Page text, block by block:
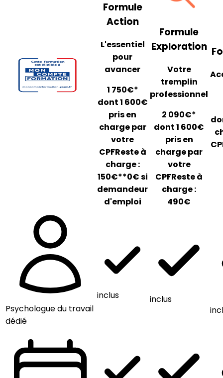
Formule
Action
L'essentiel
pour
avancer
1 750€*
dont 1 600€
pris en
charge par
votre
CPFReste à
charge :
150€**0€ si
demandeur
d'emploi
Formule
Exploration
Votre
tremplin
professionnel
2 090€*
dont 1 600€
pris en
charge par
votre
CPFReste à
charge :
490€
Psychologue du travail
dédié
inclus
inclus